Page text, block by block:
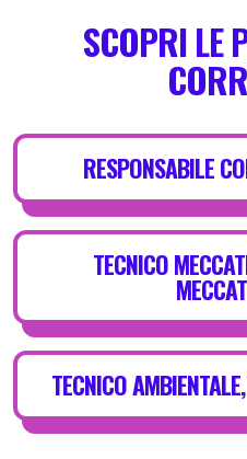
SCOPRI LE
RESPONSABILE
TECNICO
TECNICO